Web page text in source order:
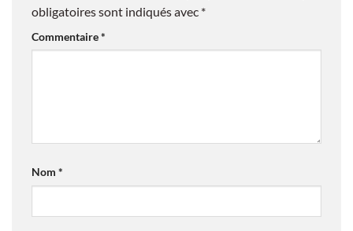
obligatoires sont indiqués avec *
Commentaire*
Nom *